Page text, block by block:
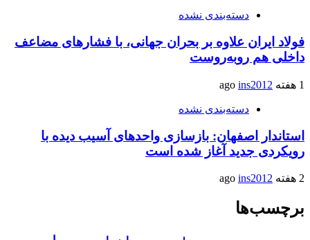
دسته‌بندی نشده
فولاد ایران علاوه بر بحران جهانی، با فشارهای مضاعف
داخلی هم روبه‌روست
1 هفته ago ins2012
دسته‌بندی نشده
استاندار اصفهان: بازسازی واحدهای آسیب دیده با
رویکردی جدید آغاز شده است
2 هفته ago ins2012
برچسب‌ها